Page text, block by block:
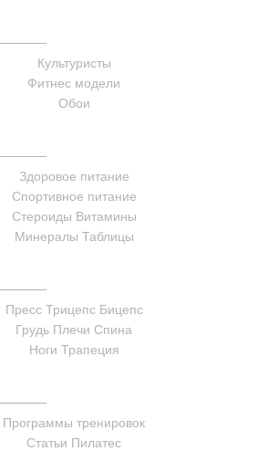
Культуристы
Фитнес модели
Обои
Здоровое питание
Спортивное питание
Стероиды Витамины
Минералы Таблицы
Пресс Трицепс Бицепс
Грудь Плечи Спина
Ноги Трапеция
Программы тренировок
Статьи Пилатес